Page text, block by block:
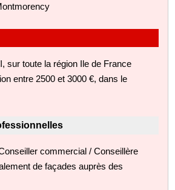
sur toute la région Ile de France
entre 2500 et 3000 €, dans le
commercial / Conseillère
de façades auprès des